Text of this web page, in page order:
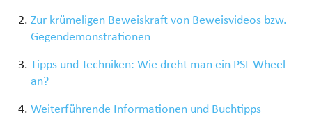
Zur krümeligen Beweiskraft von Beweisvideos bzw.
Gegendemonstrationen
Tipps und Techniken: Wie dreht man ein PSI-Wheel
an?
Weiterführende Informationen und Buchtipps